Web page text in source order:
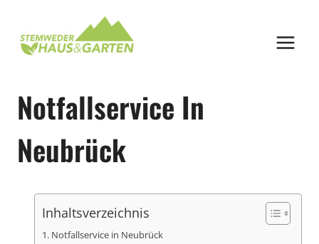
springen
Notfallservice In
Neubrück
Inhaltsverzeichnis
Notfallservice in Neubrück